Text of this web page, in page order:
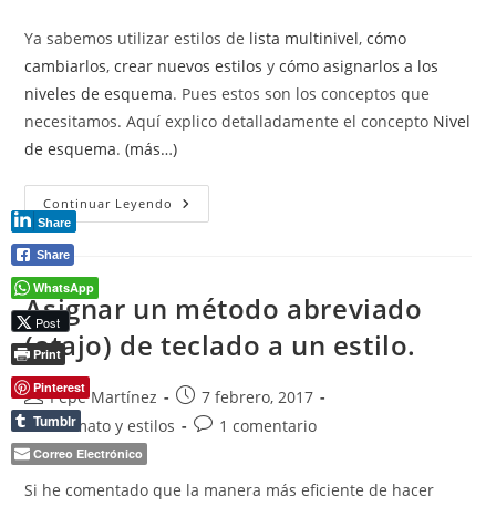
Ya sabemos utilizar estilos de lista multinivel,cómo
cambiarlos,crear nuevos estilos ycómo asignarlos a los
niveles de esquema. Pues estos son los conceptos que
necesitamos. Aquí explico detalladamente el concepto Nivel
de esquema.(más…)
Continuar Leyendo Cómo
Hacer
Respuestas
En
Word.
Asignar un método abreviado
(atajo) de teclado a un estilo.
Autor
de
la
entrada:
Pepe Martínez
Publicación
de
7 febrero, 2017
Categoría
de
la
entrada:
Formato y estilos
Comentarios
entrada:
1 comentario
Si he comentado que la manera más eficiente de hacer
Share
Share
WhatsApp
Post
Print
Pinterest
Tumblr
Correo Electrónico